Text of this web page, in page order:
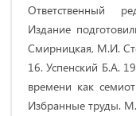
Ответственный
Издание
Смирницкая, М.И.
16. Успенский Б.А.
времени как
Избранные труды.